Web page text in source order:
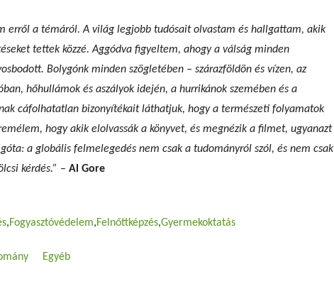
erről a témáról. A világ legjobb tudósait olvastam és hallgattam, akik
tettek közzé. Aggódva figyeltem, ahogy a válság minden
Bolygónk minden szögletében – szárazföldön és vízen, az
hőhullámok és aszályok idején, a hurrikánok szemében és a
cáfolhatatlan bizonyítékait láthatjuk, hogy a természeti folyamatok
hogy akik elolvassák a könyvet, és megnézik a filmet, ugyanazt
a globális felmelegedés nem csak a tudományról szól, és nem csak
kérdés.” – Al Gore
Fogyasztóvédelem Felnőttképzés Gyermekoktatás
Egyéb